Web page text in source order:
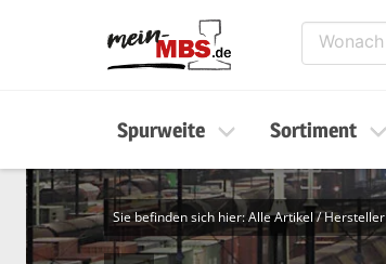
Spurweite Sortiment
Sie befinden sich hier:Alle Artikel/Hersteller